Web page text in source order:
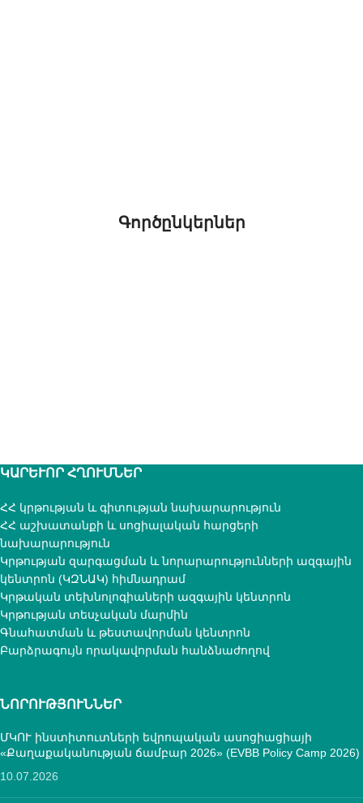
Գործընկերներ
ԿԱՐԵՒՈՐ ՀՂՈՒՄՆԵՐ
ՀՀ կրթության և գիտության նախարարություն
ՀՀ աշխատանքի և սոցիալական հարցերի
նախարարություն
Կրթության զարգացման և նորարարությունների ազգային
կենտրոն (ԿԶՆԱԿ) հիմնադրամ
Կրթական տեխնոլոգիաների ազգային կենտրոն
Կրթության տեսչական մարմին
Գնահատման և թեստավորման կենտրոն
Բարձրագույն որակավորման հանձնաժողով
ՆՈՐՈՒԹՅՈՒՆՆԵՐ
ՄԿՈՒ ինստիտուտների եվրոպական ասոցիացիայի
«Քաղաքականության ճամբար 2026» (EVBB Policy Camp 2026)
10.07.2026